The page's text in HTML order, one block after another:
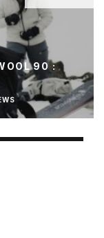
90 :